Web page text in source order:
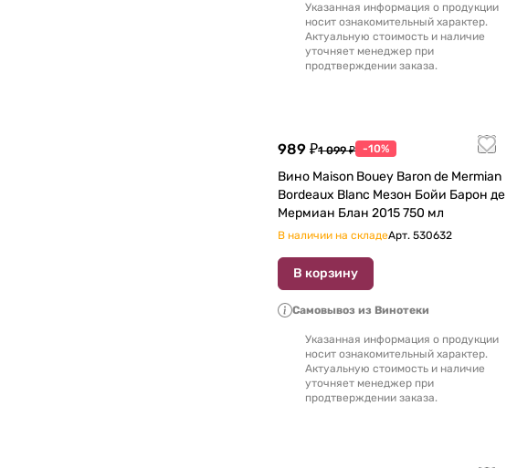
Указанная информация о продукции
носит ознакомительный характер.
Актуальную стоимость и наличие
уточняет менеджер при
продтверждении заказа.
989 ₽1 099 ₽ -10%
Вино Maison Bouey Baron de Mermian
Bordeaux Blanc Мезон Бойи Барон де
Мермиан Блан 2015 750 мл
В наличии на складеАрт. 530632
В корзину
Самовывоз из Винотеки
Указанная информация о продукции
носит ознакомительный характер.
Актуальную стоимость и наличие
уточняет менеджер при
продтверждении заказа.